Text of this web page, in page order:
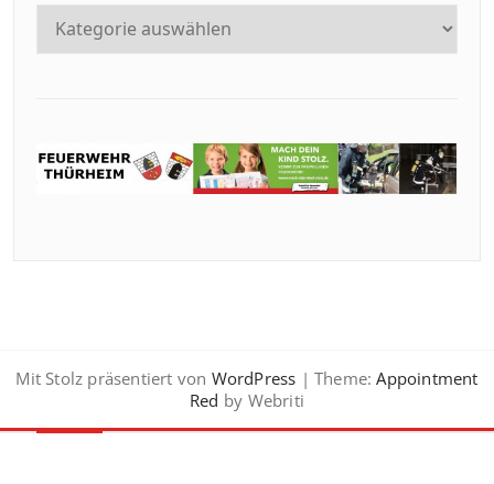
Mit Stolz präsentiert von WordPress | Theme: Appointment
Red by Webriti